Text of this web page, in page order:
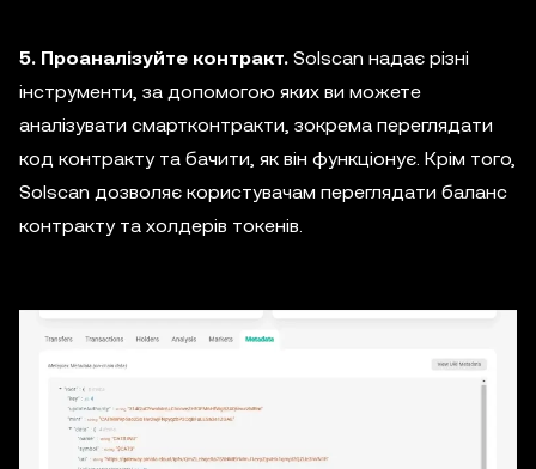
5. Проаналізуйте контракт. Solscan надає різні
інструменти, за допомогою яких ви можете
аналізувати смартконтракти, зокрема переглядати
код контракту та бачити, як він функціонує. Крім того,
Solscan дозволяє користувачам переглядати баланс
контракту та холдерів токенів.